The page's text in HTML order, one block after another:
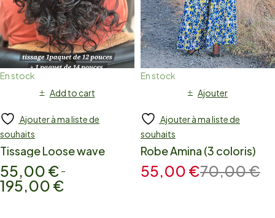
En stock
Add to cart
Ajouter à ma liste de
souhaits
Tissage Loose wave
55,00 € –
195,00 €
En stock
Ajouter
Ajouter à ma liste de
souhaits
Robe Amina (3 coloris)
70,00€
55,00 €